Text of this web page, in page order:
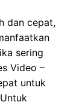
dan cepat,
sering
Video –
untuk